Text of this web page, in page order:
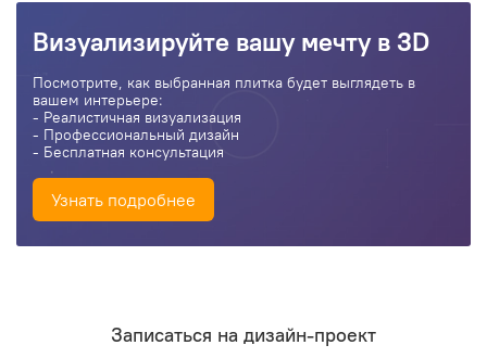
Визуализируйте вашу мечту в 3D
Посмотрите, как выбранная плитка будет выглядеть в
вашем интерьере:
- Реалистичная визуализация
- Профессиональный дизайн
- Бесплатная консультация
Узнать подробнее
Записаться на дизайн-проект